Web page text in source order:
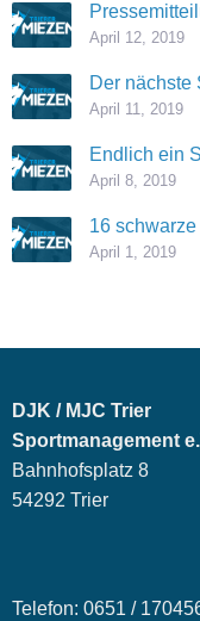
April 12, 2019
Der nächste
April 11, 2019
Endlich ein
April 8, 2019
16
April 1, 2019
DJK / MJC Trier
Sportmanagement
Bahnhofsplatz 8
54292 Trier
Telefon: 0651 /